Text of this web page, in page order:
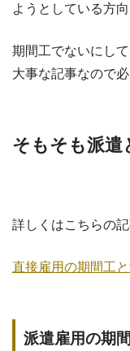
ようとしている方
期間工でないにし
大事な記事なので必
そもそも派遣
詳しくはこちらの
直接雇用の期間工
派遣雇用の期